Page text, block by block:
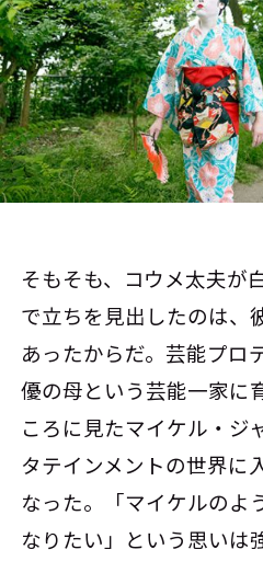
そもそも、コウメ太夫が
で立ちを見出したのは、
あったからだ。芸能プロ
優の母という芸能一家に
ころに見たマイケル・ジ
タテインメントの世界に
なった。「マイケルのよ
なりたい」という思いは